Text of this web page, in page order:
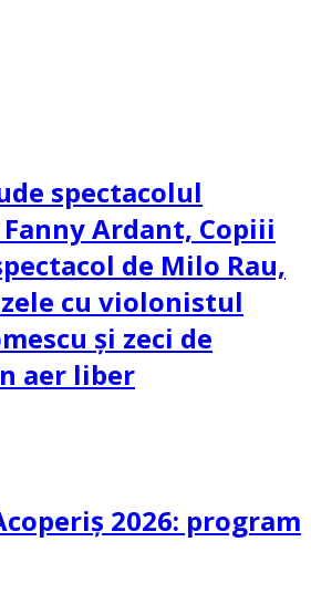
spectacolul
Fanny Ardant, Copiii
de Milo Rau,
cu violonistul
și zeci de
aer liber
2026: program